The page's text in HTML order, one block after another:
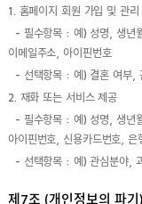
1. 홈페이지 회원 가입 및 관리
- 필수항목 : 예) 성명, 생년
이메일주소, 아이핀번호
- 선택항목 : 예) 결혼 여부,
2. 재화 또는 서비스 제공
- 필수항목 : 예) 성명, 생년
아이핀번호, 신용카드번호, 은
- 선택항목 : 예) 관심분야,
제7조 (개인정보의 파기)